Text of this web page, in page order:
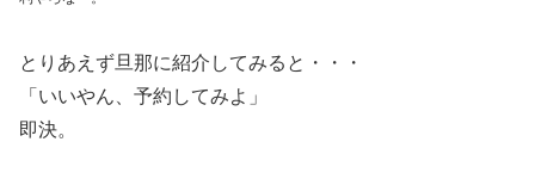
ど良い距離だしほぼ即決でしたね。
後でよく調べたら標高800mの山の中ということが分かりちょっとソワソワし
た私たちでしたけどね。